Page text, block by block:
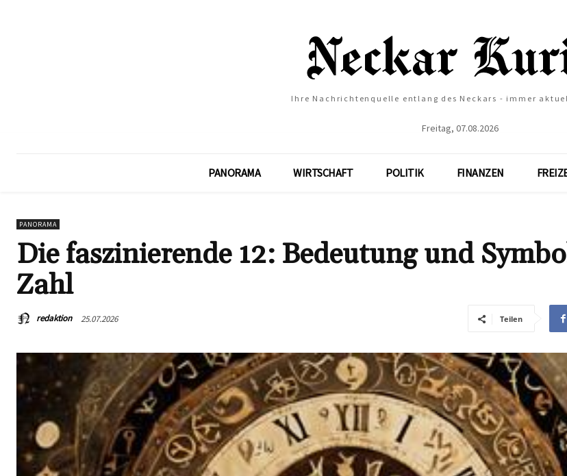
Ihre Nachrichtenquelle entlang des Neckars - immer
Freitag, 07.08.2026
PANORAMA WIRTSCHAFT POLITIK FINANZEN
PANORAMA
Die faszinierende 12: Bedeutung und
Zahl
redaktion 25.07.2026 Teilen